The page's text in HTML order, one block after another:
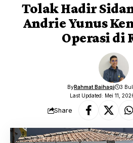
Tolak Hadir
Andrie Yunus
Operasi di
Last Updated: Mei 11,
ByRahmat Baihaqi 3
Share